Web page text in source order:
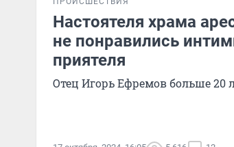
Настоятеля храма
не понравились
приятеля
Отец Игорь Ефремов больше 20